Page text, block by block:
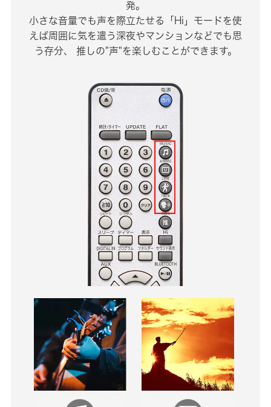
発。
小さな音量でも声を際立たせる「Hi」モードを使
えば周囲に気を遣う深夜やマンションなどでも思
う存分、
推しの"声"を楽しむことができます。